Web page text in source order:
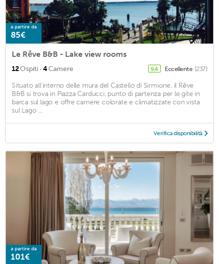
a partire da
85€
Le Rêve B&B - Lake view rooms
12Ospiti · 4Camere 9,4 Eccellente (237)
Situato all’interno delle mura del Castello di Sirmione, il Rêve
B&B si trova in Piazza Carducci, punto di partenza per le gite in
barca sul lago e offre camere colorate e climatizzate con vista
sul Lago ...
Verifica disponibilità
a partire da
101€